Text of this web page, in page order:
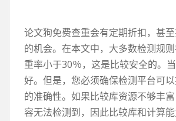
论文狗免费查重会有定期折扣，甚
的机会。在本文中，大多数检测规
重率小于30％，这是比较安全的。
好。但是，您必须确保检测平台可
的准确性。如果比较库资源不够丰
容无法检测到，因此比较库和计算能